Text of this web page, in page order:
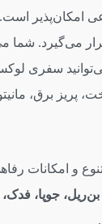
امکان‌پذیر است.
می‌گیرد. شما
سفری لوکس
تخت، پریز
بن‌ریل، جوپا،